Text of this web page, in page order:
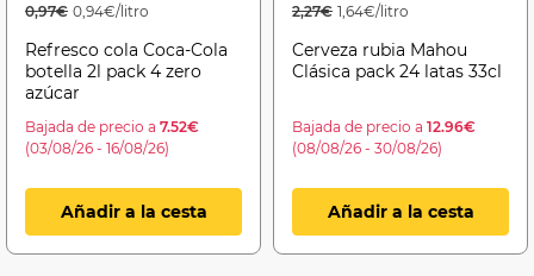
0,97€ 0,94€/litro
Refresco cola Coca-Cola
botella 2l pack 4 zero
azúcar
Bajada de precio a 7.52€
(03/08/26 - 16/08/26)
Añadir a la cesta
2,27€ 1,64€/litro
Cerveza rubia Mahou
Clásica pack 24 latas 33cl
Bajada de precio a 12.96€
(08/08/26 - 30/08/26)
Añadir a la cesta